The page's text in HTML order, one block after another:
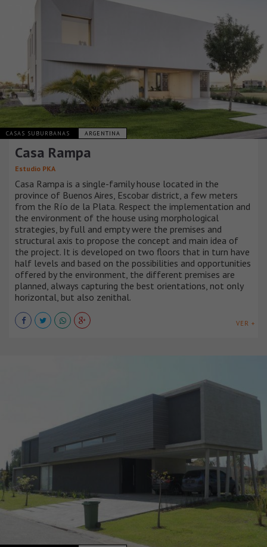
CASAS SUBURBANAS ARGENTINA
Casa Rampa
Estudio PKA
Casa Rampa is a single-family house located in the
province of Buenos Aires, Escobar district, a few meters
from the Río de la Plata. Respect the implementation and
the environment of the house using morphological
strategies, by full and empty were the premises and
structural axis to propose the concept and main idea of
the project. It is developed on two floors that in turn have
half levels and based on the possibilities and opportunities
offered by the environment, the different premises are
planned, always capturing the best orientations, not only
horizontal, but also zenithal.
VER +